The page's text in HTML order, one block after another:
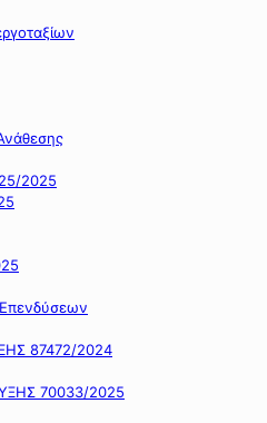
2025
87472/2024
70033/2025